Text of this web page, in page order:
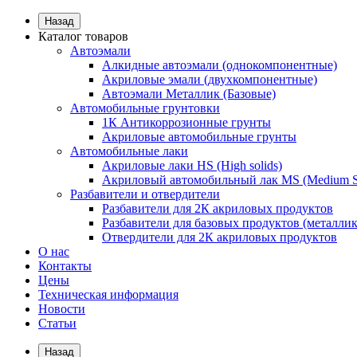
Назад
Каталог товаров
Автоэмали
Алкидные автоэмали (однокомпонентные)
Акриловые эмали (двухкомпонентные)
Автоэмали Металлик (Базовые)
Автомобильные грунтовки
1К Антикоррозионные грунты
Акриловые автомобильные грунты
Автомобильные лаки
Акриловые лаки HS (High solids)
Акриловый автомобильный лак MS (Medium
Разбавители и отвердители
Разбавители для 2К акриловых продуктов
Разбавители для базовых продуктов
Отвердители для 2К акриловых продуктов
О нас
Контакты
Цены
Техническая информация
Новости
Статьи
Назад